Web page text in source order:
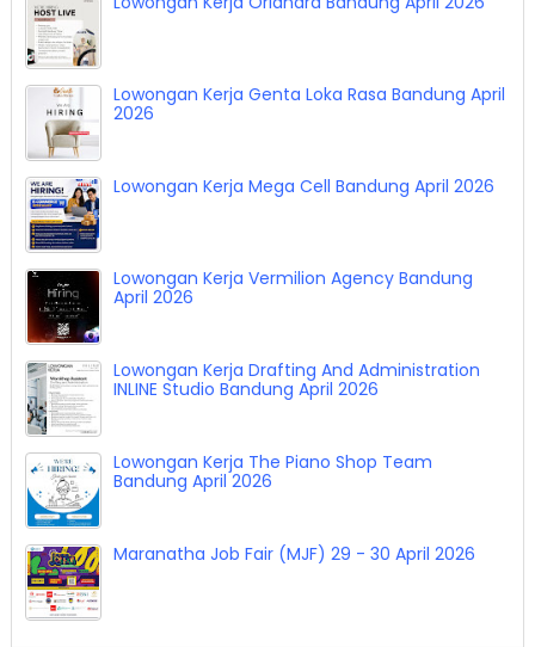
Lowongan Kerja Genta Loka Rasa Bandung April
2026
Lowongan Kerja Mega Cell Bandung April 2026
Lowongan Kerja Vermilion Agency Bandung
April 2026
Lowongan Kerja Drafting And Administration
INLINE Studio Bandung April 2026
Lowongan Kerja The Piano Shop Team
Bandung April 2026
Maranatha Job Fair (MJF) 29 - 30 April 2026